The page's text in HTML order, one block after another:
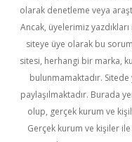
olarak denetleme veya
Ancak, üyelerimiz
siteye üye olarak bu
sitesi, herhangi bir marka,
bulunmamaktadır. Sitede
paylaşılmaktadır. Burada
olup, gerçek kurum ve
Gerçek kurum ve kişiler